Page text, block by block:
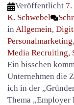
Veröffentlicht 7.
K. Schwebel
in Allgemein,
Personalmarketing,
Media Recruiting,
Ein bisschen
Unternehmen die
ich in der
Thema „Employer